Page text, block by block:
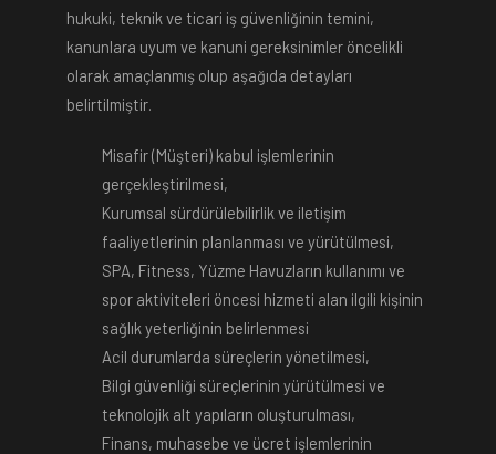
hukuki, teknik ve ticari iş güvenliğinin temini,
kanunlara uyum ve kanuni gereksinimler öncelikli
olarak amaçlanmış olup aşağıda detayları
belirtilmiştir.
Misafir (Müşteri) kabul işlemlerinin
gerçekleştirilmesi,
Kurumsal sürdürülebilirlik ve iletişim
faaliyetlerinin planlanması ve yürütülmesi,
SPA, Fitness, Yüzme Havuzların kullanımı ve
spor aktiviteleri öncesi hizmeti alan ilgili kişinin
sağlık yeterliğinin belirlenmesi
Acil durumlarda süreçlerin yönetilmesi,
Bilgi güvenliği süreçlerinin yürütülmesi ve
teknolojik alt yapıların oluşturulması,
Finans, muhasebe ve ücret işlemlerinin